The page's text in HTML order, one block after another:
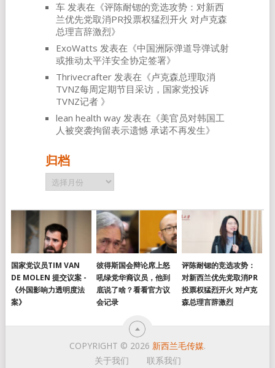
车发表在《评陈耐锶的竞选攻势：对新西
兰优先党取消PR投票权猛烈开火 对卢克森
总理言辞激烈》
ExoWatts 发表在《中国洲际弹道导弹试射
或推动太平洋安全协定签署》
Thrivecrafter发表在《卢克森总理取消
TVNZ每周定期节目采访，国家党投诉
TVNZ记者 》
lean health way发表在《美官员对韩国工
人被突袭拘留表示遗憾 承诺不再发生》
归档
归
档
国家党议员TIM VAN
DE MOLEN 提交议案 -
《外国影响力透明度法
案》
彼得斯国会辩论席上怒
吼绿党华裔议员，他到
底说了啥？看看官方议
会记录
评陈耐锶的竞选攻势：
对新西兰优先党取消PR
投票权猛烈开火 对卢克
森总理言辞激烈
COPYRIGHT © 2026 新西兰毛传媒.
关于我们
联系我们